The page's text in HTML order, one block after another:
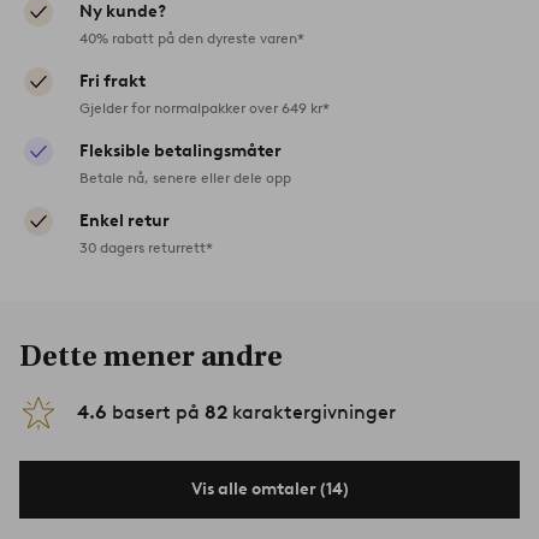
Ny kunde?
40% rabatt på den dyreste varen*
Fri frakt
Gjelder for normalpakker over 649 kr*
Fleksible betalingsmåter
Betale nå, senere eller dele opp
Enkel retur
30 dagers returrett*
Dette mener andre
4.6 basert på 82 karaktergivninger
Vis alle omtaler (14)